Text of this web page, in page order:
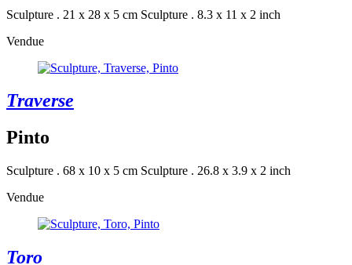
Sculpture . 21 x 28 x 5 cm Sculpture . 8.3 x 11 x 2 inch
Vendue
Traverse
Pinto
Sculpture . 68 x 10 x 5 cm Sculpture . 26.8 x 3.9 x 2 inch
Vendue
Toro